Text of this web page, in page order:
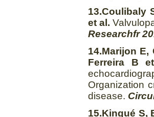
13.Coulibaly
et al.
Researchfr
14.Marijon E,
Ferreira B
Organization
disease.
15.Kingué S,